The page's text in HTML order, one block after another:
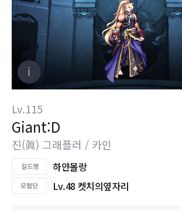
Lv.115
Giant:D
진(眞) 그래플러 / 카인
하얀몰랑
Lv.48 켓치의옆자리